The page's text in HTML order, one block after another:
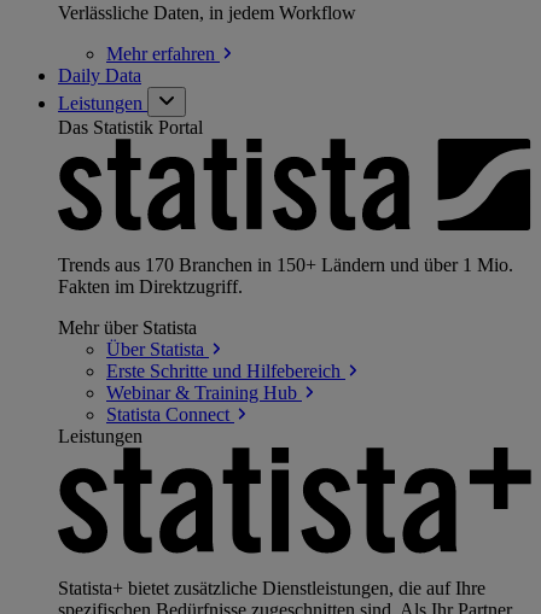
Verlässliche Daten, in jedem Workflow
Mehrerfahren
Daily Data
Leistungen
Das Statistik Portal
Trends aus 170 Branchen in 150+ Ländern und über 1 Mio.
Fakten im Direktzugriff.
Mehr über Statista
Über Statista
Erste Schritte und Hilfebereich
Webinar & Training Hub
Statista Connect
Leistungen
Statista+ bietet zusätzliche Dienstleistungen, die auf Ihre
spezifischen Bedürfnisse zugeschnitten sind. Als Ihr Partner